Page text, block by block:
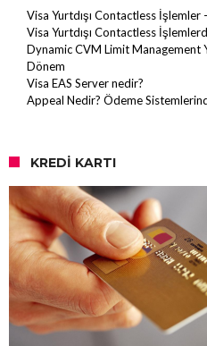
Visa Yurtdışı Contactless İşlemler
Visa Yurtdışı Contactless
Dynamic CVM Limit Management
Dönem
Visa EAS Server nedir?
Appeal Nedir? Ödeme
KREDI KARTI